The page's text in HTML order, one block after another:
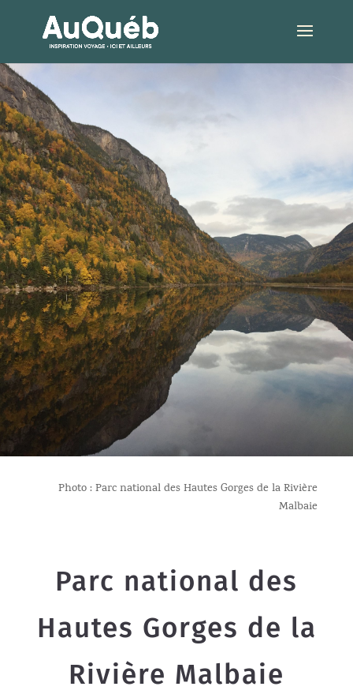
Photo :Parc national des Hautes Gorges de la Rivière
Malbaie
Parc national des
Hautes Gorges de la
Rivière Malbaie